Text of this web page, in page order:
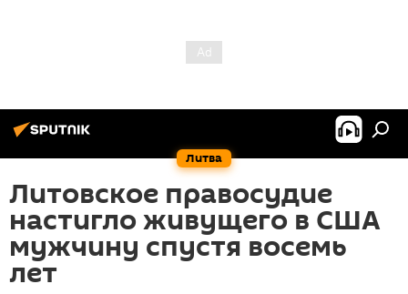
Литва
Литовское правосудие
настигло живущего в США
мужчину спустя восемь
лет